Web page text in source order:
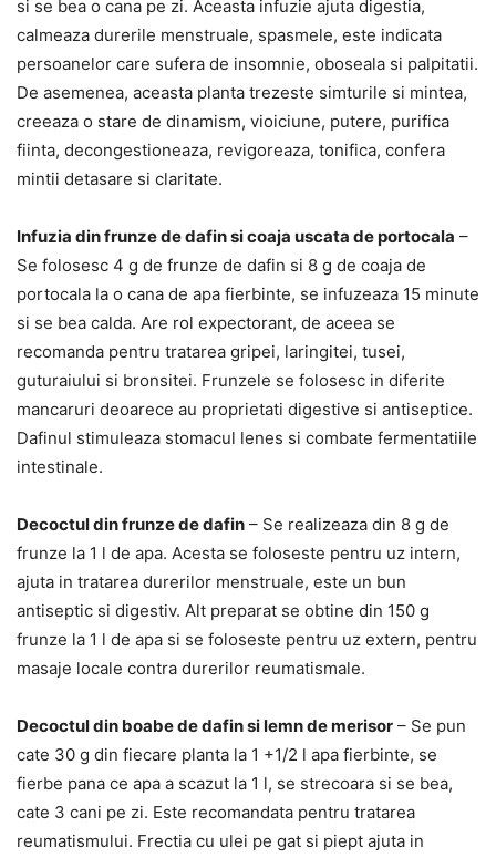
si se bea o cana pe zi. Aceasta infuzie ajuta digestia,
calmeaza durerile menstruale, spasmele, este indicata
persoanelor care sufera de insomnie, oboseala si palpitatii.
De asemenea, aceasta planta trezeste simturile si mintea,
creeaza o stare de dinamism, vioiciune, putere, purifica
fiinta, decongestioneaza, revigoreaza, tonifica, confera
mintii detasare si claritate.
Infuzia din frunze de dafin si coaja uscata de portocala –
Se folosesc 4 g de frunze de dafin si 8 g de coaja de
portocala la o cana de apa fierbinte, se infuzeaza 15 minute
si se bea calda. Are rol expectorant, de aceea se
recomanda pentru tratarea gripei, laringitei, tusei,
guturaiului si bronsitei. Frunzele se folosesc in diferite
mancaruri deoarece au proprietati digestive si antiseptice.
Dafinul stimuleaza stomacul lenes si combate fermentatiile
intestinale.
Decoctul din frunze de dafin – Se realizeaza din 8 g de
frunze la 1 l de apa. Acesta se foloseste pentru uz intern,
ajuta in tratarea durerilor menstruale, este un bun
antiseptic si digestiv. Alt preparat se obtine din 150 g
frunze la 1 l de apa si se foloseste pentru uz extern, pentru
masaje locale contra durerilor reumatismale.
Decoctul din boabe de dafin si lemn de merisor – Se pun
cate 30 g din fiecare planta la 1 +1/2 l apa fierbinte, se
fierbe pana ce apa a scazut la 1 l, se strecoara si se bea,
cate 3 cani pe zi. Este recomandata pentru tratarea
reumatismului. Frectia cu ulei pe gat si piept ajuta in